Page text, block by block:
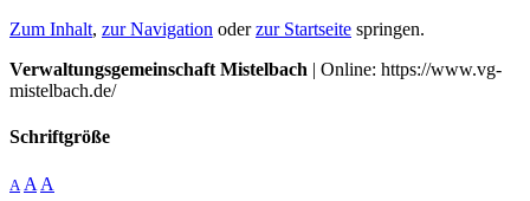
Zum Inhalt, zur Navigation oderzur Startseite springen.
Verwaltungsgemeinschaft Mistelbach | Online: https://www.vg-
mistelbach.de/
Schriftgröße
A A A